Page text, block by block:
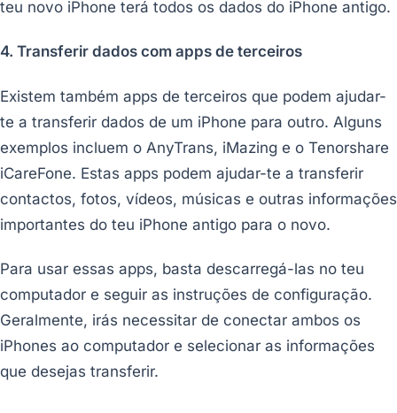
teu novo iPhone terá todos os dados do iPhone antigo.
4. Transferir dados com apps de terceiros
Existem também apps de terceiros que podem ajudar-
te a transferir dados de um iPhone para outro. Alguns
exemplos incluem o AnyTrans, iMazing e o Tenorshare
iCareFone. Estas apps podem ajudar-te a transferir
contactos, fotos, vídeos, músicas e outras informações
importantes do teu iPhone antigo para o novo.
Para usar essas apps, basta descarregá-las no teu
computador e seguir as instruções de configuração.
Geralmente, irás necessitar de conectar ambos os
iPhones ao computador e selecionar as informações
que desejas transferir.